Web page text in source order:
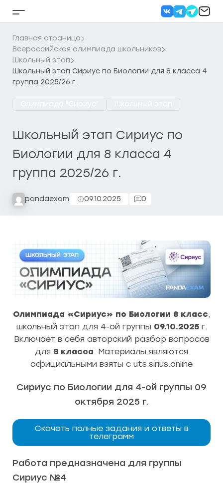
Кнопка
бокового
меню
Главная страница
Всероссийская олимпиада школьников
Школьный этап
Школьный этап Сириус по Биологии для 8 класса 4
группа 2025/26 г.
Школьный этап Сириус по
Биологии для 8 класса 4
группа 2025/26 г.
pandaexam 09.10.2025 0
Олимпиада «Сириус» по Биологии 8 класс,
школьный этап для 4-ой группы 09.10.2025 г.
Включает в себя авторский разбор вопросов
для 8 класса. Материалы являются
официальными взяты с uts.sirius.online
Сириус по Биологии для 4-ой группы 09
октября 2025 г.
Скачать полные задания и ответы в
телеграмм
Работа предназначена для группы
Сириус №4